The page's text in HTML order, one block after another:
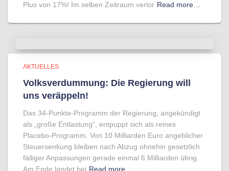
Plus von 17%! Im selben Zeitraum verlor Read more…
AKTUELLES
Volksverdummung: Die Regierung will
uns veräppeln!
Das 34-Punkte-Programm der Regierung, angekündigt
als „große Entlastung“, entpuppt sich als reines
Placebo-Programm. Von 10 Milliarden Euro angeblicher
Steuersenkung bleiben nach Abzug ohnehin gesetzlich
fälliger Anpassungen gerade einmal 6 Milliarden übrig.
Am Ende landet bei Read more…